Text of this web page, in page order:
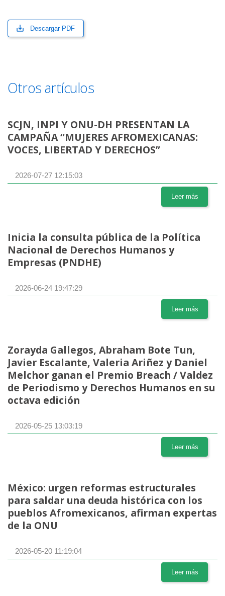
Descargar PDF
Otros artículos
SCJN, INPI Y ONU-DH PRESENTAN LA
CAMPAÑA “MUJERES AFROMEXICANAS:
VOCES, LIBERTAD Y DERECHOS”
2026-07-27 12:15:03
Leer más
Inicia la consulta pública de la Política
Nacional de Derechos Humanos y
Empresas (PNDHE)
2026-06-24 19:47:29
Leer más
Zorayda Gallegos, Abraham Bote Tun,
Javier Escalante, Valeria Ariñez y Daniel
Melchor ganan el Premio Breach / Valdez
de Periodismo y Derechos Humanos en su
octava edición
2026-05-25 13:03:19
Leer más
México: urgen reformas estructurales
para saldar una deuda histórica con los
pueblos Afromexicanos, afirman expertas
de la ONU
2026-05-20 11:19:04
Leer más